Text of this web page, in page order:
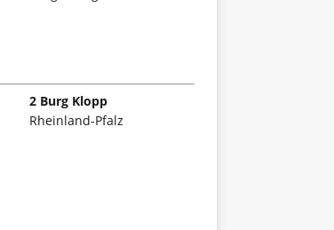
2 Burg Klopp
Rheinland-Pfalz